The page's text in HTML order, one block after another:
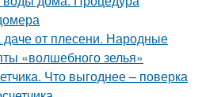
от плесени. Народные
«волшебного зелья»
Что выгоднее – поверка